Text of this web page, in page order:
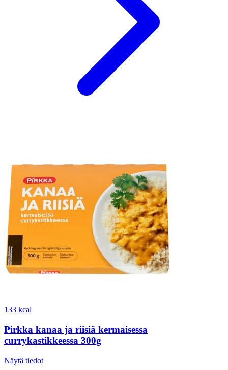
133 kcal
Pirkka kanaa ja riisiä kermaisessa
currykastikkeessa 300g
Näytä tiedot